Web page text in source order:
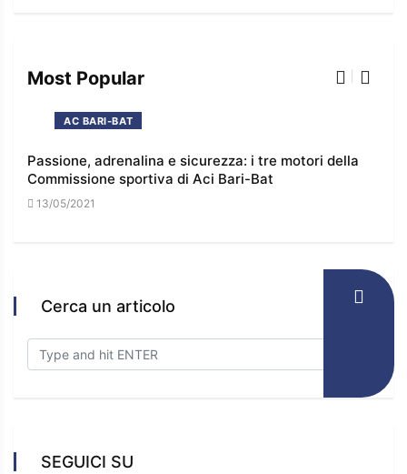
Most Popular
AC BARI-BAT
Passione, adrenalina e sicurezza: i tre motori della
Commissione sportiva di Aci Bari-Bat
13/05/2021
Cerca un articolo
SEGUICI SU